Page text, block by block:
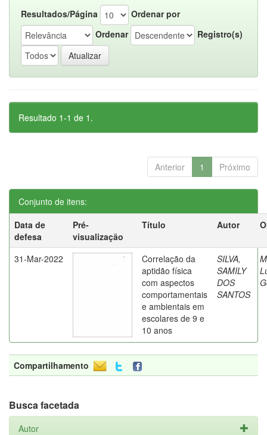
Resultados/Página
Ordenar por
Ordenar
Registro(s)
Resultado 1-1 de 1.
Anterior 1 Próximo
Conjunto de itens:
Data de
defesa
Pré-
visualização
Título Autor
31-Mar-2022
Correlação da
aptidão física
com aspectos
comportamentais
e ambientais em
escolares de 9 e
10 anos
SILVA,
SAMILY
DOS
SANTOS
Compartilhamento
Busca facetada
Autor